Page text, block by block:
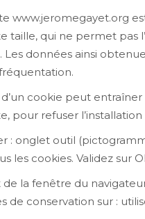
www.jeromegayet.org
taille, qui ne permet pas
Les données ainsi
d’un cookie peut
pour refuser l’installation
: onglet outil
les cookies. Validez sur
de la fenêtre du
de conservation sur :